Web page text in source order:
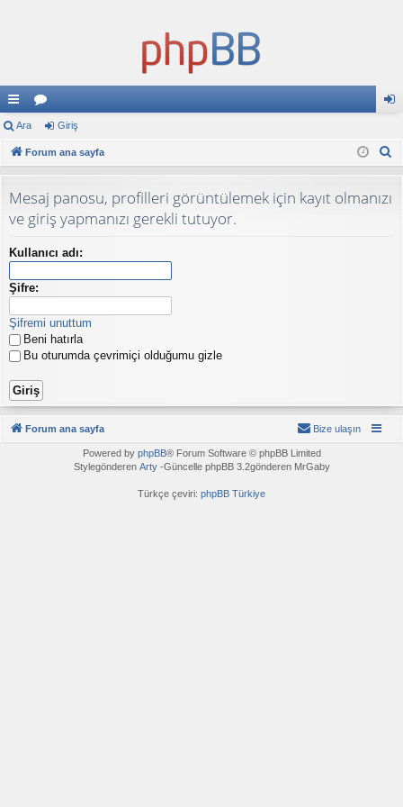
ızl
ğl
tıl
ar
u
ar
ş
Ara Giriş
Forum ana sayfa
Mesaj panosu, profilleri görüntülemek için kayıt olmanızı
ve giriş yapmanızı gerekli tutuyor.
Kullanıcı adı:
Şifre:
Şifremi unuttum
Beni hatırla
Bu oturumda çevrimiçi olduğumu gizle
Forum ana sayfa Bize ulaşın
Powered by phpBB® Forum Software © phpBB Limited
Stylegönderen Arty-Güncelle phpBB 3.2gönderen MrGaby
Türkçe çeviri: phpBB Türkiye